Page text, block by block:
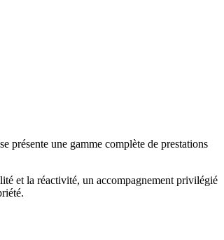
une gamme complète de prestations
et la réactivité, un accompagnement privilégié